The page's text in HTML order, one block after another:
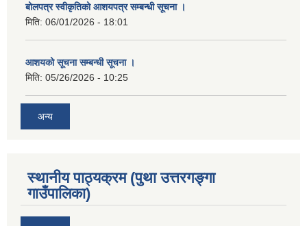
बोलपत्र स्वीकृतिको आशयपत्र सम्बन्धी सूचना ।
मिति: 06/01/2026 - 18:01
आशयको सूचना सम्बन्धी सूचना ।
मिति: 05/26/2026 - 10:25
अन्य
स्थानीय पाठ्यक्रम (पुथा उत्तरगङ्गा
गाउँपालिका)